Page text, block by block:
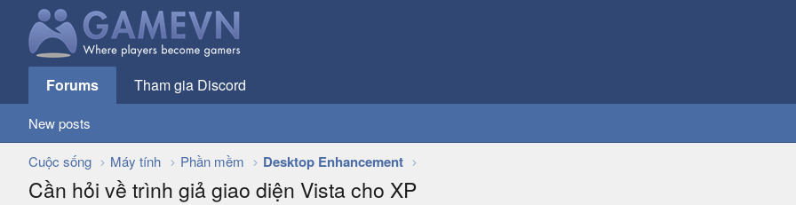
Forums Tham gia Discord
New posts
Cuộc sống Máy tính Phần mềm Desktop Enhancement
Cần hỏi về trình giả giao diện Vista cho XP